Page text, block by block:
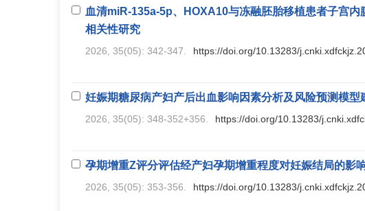
血清miR-135a-5p、HOXA10与冻融胚胎移植患者子宫内
相关性研究
2026, 35(05): 342-347. https://doi.org/10.13283/
妊娠期糖尿病产妇产后出血影响因素分析及风险预测模型
2026, 35(05): 348-352+356. https://doi.org/10.13283/
孕期增重Z评分评估经产妇孕期增重程度对妊娠结局的影
2026, 35(05): 353-356. https://doi.org/10.13283/